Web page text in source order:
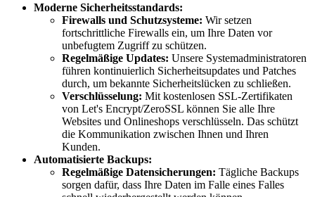
Moderne Sicherheitsstandards:
Firewalls und Schutzsysteme: Wir setzen
fortschrittliche Firewalls ein, um Ihre Daten vor
unbefugtem Zugriff zu schützen.
Regelmäßige Updates: Unsere Systemadministratoren
führen kontinuierlich Sicherheitsupdates und Patches
durch, um bekannte Sicherheitslücken zu schließen.
Verschlüsselung: Mit kostenlosen SSL-Zertifikaten
von Let's Encrypt/ZeroSSL können Sie alle Ihre
Websites und Onlineshops verschlüsseln. Das schützt
die Kommunikation zwischen Ihnen und Ihren
Kunden.
Automatisierte Backups:
Regelmäßige Datensicherungen: Tägliche Backups
sorgen dafür, dass Ihre Daten im Falle eines Falles